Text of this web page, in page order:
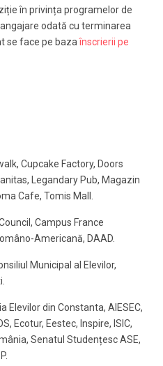
în privința programelor de
odată cu terminarea
se face pe bazaînscrierii pe
Cupcake Factory, Doors
Legandary Pub, Magazin
Cafe, Tomis Mall.
Campus France
Americană, DAAD.
Municipal al Elevilor,
din Constanta, AIESEC,
Ecotur, Eestec, Inspire, ISIC,
Senatul Studențesc ASE,